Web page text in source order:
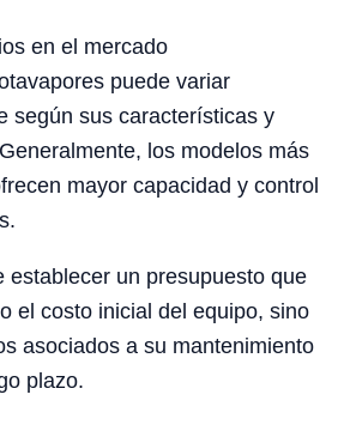
puede variar
según sus características y
los modelos más
mayor capacidad y control
establecer un presupuesto que
el costo inicial del equipo, sino
asociados a su mantenimiento
plazo.